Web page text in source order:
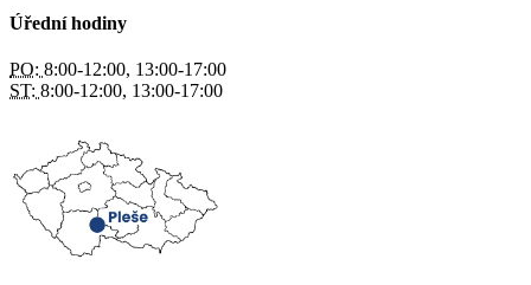
Úřední hodiny
PO: 8:00-12:00, 13:00-17:00
ST: 8:00-12:00, 13:00-17:00